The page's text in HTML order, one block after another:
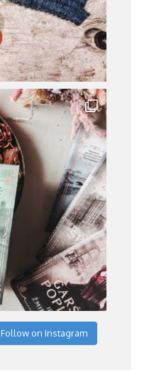
Follow on Instagram